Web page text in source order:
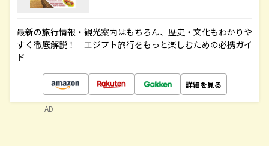
最新の旅行情報・観光案内はもちろん、歴史・文化もわかりや
すく徹底解説！ エジプト旅行をもっと楽しむための必携ガイ
ド
詳細を見る
AD